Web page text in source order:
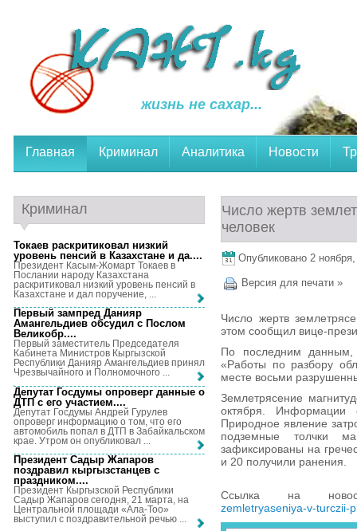
жизнь не сахар...
Главная Криминал Аналитика Новости
Число жертв
человек
Опубликовано 2 ноября,
Версия для печати »
Число жертв
этом сообщил вице-
По последним данным,
«Работы по разбору
месте восьми
Землетрясение
октября. Информации
Природное явление
подземные толчки
зафиксированы на
и 20 получили ранения.
Ссылка на
zemletryaseniya-v-turczii-
Криминал
Токаев раскритиковал низкий
уровень пенсий в Казахстане и да....
Президент Касым-Жомарт Токаев в
Послании народу Казахстана
раскритиковал низкий уровень пенсий в
Казахстане и дал поручение, ...
Первый зампред Данияр
Амангельдиев обсудил с Послом
Великобр....
Первый заместитель Председателя
Кабинета Министров Кыргызской
Республики Данияр Амангельдиев принял
Чрезвычайного и Полномочного ...
Депутат Госдумы опроверг данные о
ДТП с его участием....
Депутат Госдумы Андрей Гурулев
опроверг информацию о том, что его
автомобиль попал в ДТП в Забайкальском
крае. Утром он опубликовал ...
Президент Садыр Жапаров
поздравил кыргызстанцев с
праздником....
Президент Кыргызской Республики
Садыр Жапаров сегодня, 21 марта, на
Центральной площади «Ала-Тоо»
выступил с поздравительной речью ...